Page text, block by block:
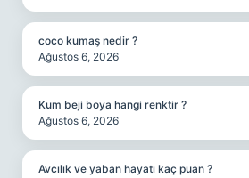
coco kumaş nedir ?
Ağustos 6, 2026
Kum beji boya hangi renktir ?
Ağustos 6, 2026
Avcılık ve yaban hayatı kaç puan ?